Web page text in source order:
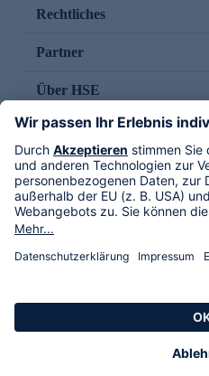
Rechtliches
Partner
Über HSE
Im TV
HSE International